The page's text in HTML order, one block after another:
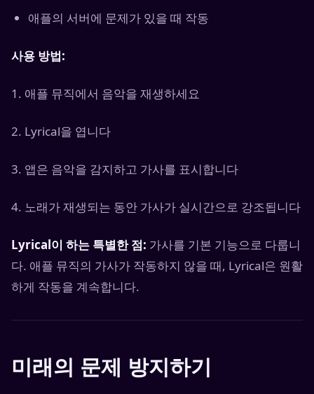
애플의 서버에 문제가 있을 때 작동
사용 방법:
1. 애플 뮤직에서 음악을 재생하세요
2. Lyrical을 엽니다
3. 앱은 음악을 감지하고 가사를 표시합니다
4. 노래가 재생되는 동안 가사가 실시간으로 강조됩니다
Lyrical이 하는 특별한 점: 가사를 기본 기능으로 다룹니
다. 애플 뮤직의 가사가 작동하지 않을 때, Lyrical은 원활
하게 작동을 계속합니다.
미래의 문제 방지하기